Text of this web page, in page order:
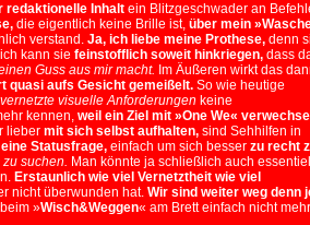
redaktionelle Inhalt ein Blitzgeschwader an
die eigentlich keine Brille ist, über mein
verstand. Ja, ich liebe meine Prothese, denn
kann sie feinstofflich soweit hinkriegen, dass
Guss aus mir macht. Im Äußeren wirkt das
quasi aufs Gesicht gemeißelt. So wie heutige
visuelle Anforderungen keine
kennen, weil ein Ziel mit »One We«
lieber mit sich selbst aufhalten, sind Sehhilfen in
eine Statusfrage, einfach um sich besser zu recht
zu suchen. Man könnte ja schließlich auch
Erstaunlich wie viel Vernetztheit wie viel
nicht überwunden hat. Wir sind weiter weg denn
»Wisch&Weggen« am Brett einfach nicht